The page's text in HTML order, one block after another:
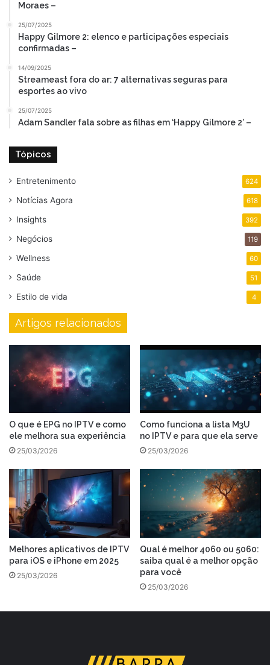
Moraes –
25/07/2025
Happy Gilmore 2: elenco e participações especiais
confirmadas –
14/09/2025
Streameast fora do ar: 7 alternativas seguras para
esportes ao vivo
25/07/2025
Adam Sandler fala sobre as filhas em ‘Happy Gilmore 2’ –
Tópicos
Entretenimento 624
Notícias Agora 618
Insights 392
Negócios 119
Wellness 60
Saúde 51
Estilo de vida 4
Artigos relacionados
O que é EPG no IPTV e como
ele melhora sua experiência
25/03/2026
Como funciona a lista M3U
no IPTV e para que ela serve
25/03/2026
Melhores aplicativos de IPTV
para iOS e iPhone em 2025
25/03/2026
Qual é melhor 4060 ou 5060:
saiba qual é a melhor opção
para você
25/03/2026